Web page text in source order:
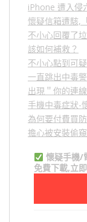
iPhone 遭入侵
懷疑信箱遭駭,
不小心回覆了
該如何補救？
不小心點到可
一直跳出中毒
出現＂你的連
手機中毒症狀-
為何要付費買
擔心被安裝偷
懷疑手機/
免費下載,立